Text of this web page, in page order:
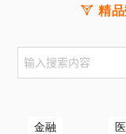
精
金融